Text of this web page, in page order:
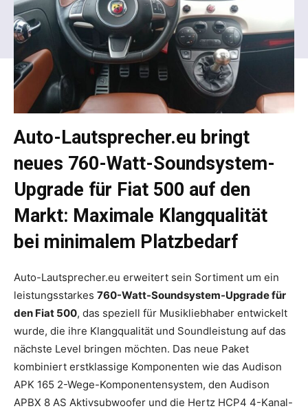
Auto-Lautsprecher.eu bringt
neues 760-Watt-Soundsystem-
Upgrade für Fiat 500 auf den
Markt: Maximale Klangqualität
bei minimalem Platzbedarf
Auto-Lautsprecher.eu erweitert sein Sortiment um ein
leistungsstarkes 760-Watt-Soundsystem-Upgrade für
den Fiat 500, das speziell für Musikliebhaber entwickelt
wurde, die ihre Klangqualität und Soundleistung auf das
nächste Level bringen möchten. Das neue Paket
kombiniert erstklassige Komponenten wie das Audison
APK 165 2-Wege-Komponentensystem, den Audison
APBX 8 AS Aktivsubwoofer und die Hertz HCP4 4-Kanal-